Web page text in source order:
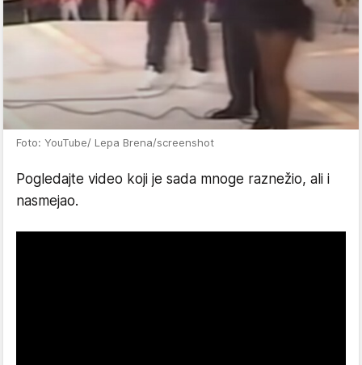
Foto: YouTube/ Lepa Brena/screenshot
Pogledajte video koji je sada mnoge raznežio, ali i
nasmejao.